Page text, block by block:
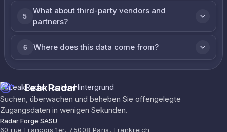
5
What about third-party vendors and
partners?
6 Where does this data come from?
LeakRadar
Suchen, überwachen und beheben Sie offengelegte
Zugangsdaten in wenigen Sekunden.
Radar Forge SASU
60 rue François 1er, 75008 Paris, Frankreich